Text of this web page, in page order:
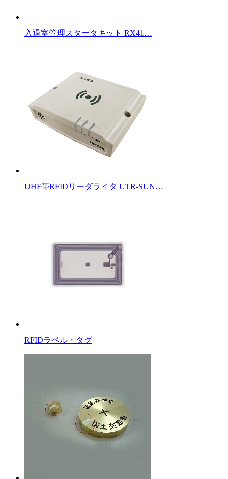
入退室管理スタータキット RX41…
UHF帯RFIDリーダライタ UTR-SUN…
RFIDラベル・タグ